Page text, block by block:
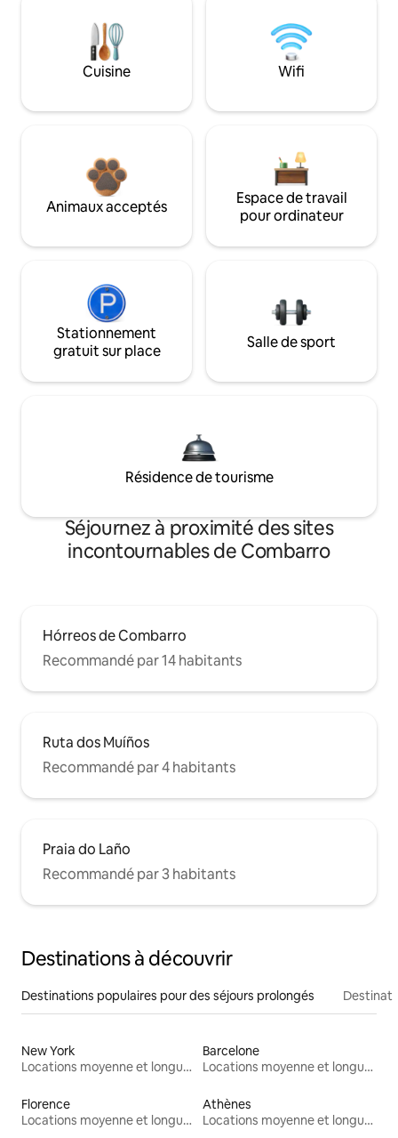
Cuisine Wifi
Animaux acceptés
Espace de travail
pour ordinateur
Stationnement
gratuit sur place
Salle de sport
Résidence de tourisme
Séjournez à proximité des sites
incontournables de Combarro
Hórreos de Combarro
Recommandé par 14 habitants
Ruta dos Muíños
Recommandé par 4 habitants
Praia do Laño
Recommandé par 3 habitants
Destinations à découvrir
Destinations populaires pour des séjours prolongés
New York
Locations moyenne et longue durée
Barcelone
Locations moyenne et longue durée
Florence
Locations moyenne et longue durée
Athènes
Locations moyenne et longue durée